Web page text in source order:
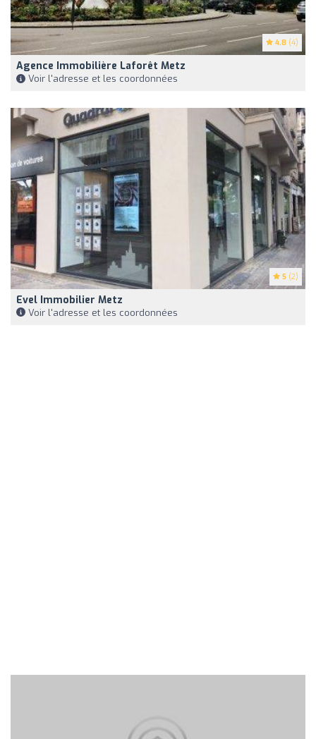
4.8 (4)
Agence Immobilière Laforêt Metz
Voir l'adresse et les coordonnées
5 (2)
Evel Immobilier Metz
Voir l'adresse et les coordonnées